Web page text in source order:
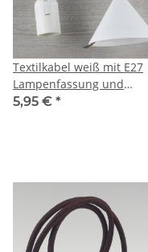
Textilkabel weiß mit E27
Lampenfassung und
Baldachin Kunststoff weiß
5,95 € *